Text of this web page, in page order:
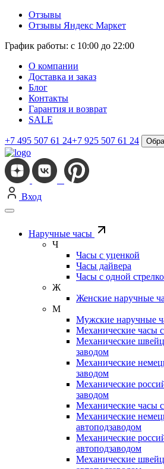
Отзывы
Отзывы Яндекс Маркет
График работы: с 10:00 до 22:00
О компании
Доставка и заказ
Блог
Контакты
Гарантия и возврат
SALE
+7 495 507 61 24+7 925 507 61 24
Вход
Наручные часы
Ч
Часы с уценкой
Часы дайвера
Часы с одной
Ж
Женские наручные
М
Мужские наручные
Механические часы
Механические
заводом
Механические
заводом
Механические
заводом
Механические часы
Механические
автоподзаводом
Механические
автоподзаводом
Механические